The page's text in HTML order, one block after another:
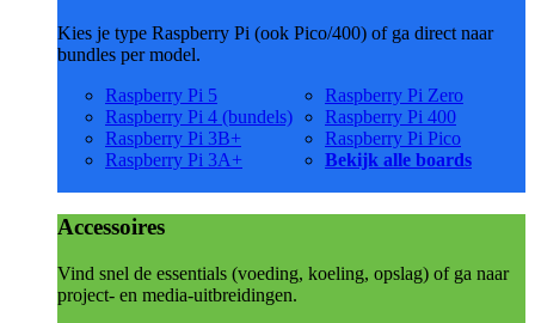
Kies je type Raspberry Pi (ook Pico/400) of ga direct naar
bundles per model.
Raspberry Pi 5
Raspberry Pi 4 (bundels)
Raspberry Pi 3B+
Raspberry Pi 3A+
Raspberry Pi Zero
Raspberry Pi 400
Raspberry Pi Pico
Bekijk alle boards
Accessoires
Vind snel de essentials (voeding, koeling, opslag) of ga naar
project- en media-uitbreidingen.